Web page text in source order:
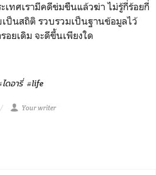
ทศเรามีคดีข่มขืนแล้วฆ่า ไม่รู้กี่ร้อยกี่
ป็นสถิติ รวบรวมเป็นฐานข้อมูลไว้
อยเดิม จะดีขึ้นเพียงใด
ไดอารี่ #life
Your writer